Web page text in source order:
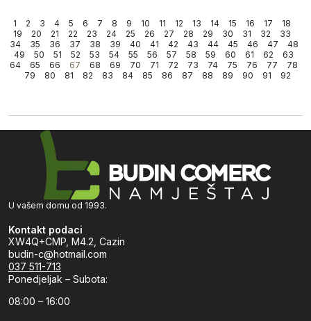
1 2 3 4 5 6 7 8 9 10 11 12 13 14 15 16 17
18
19
20 21 22 23 24 25 26 27 28 29 30 31 32
33
34
35 36 37 38 39 40 41 42 43 44 45 46 47
48
49
50 51 52 53 54 55 56 57 58 59 60 61 62
63
64
65 66 67 68 69 70 71 72 73 74 75 76 77
78
79
80 81 82 83 84 85 86 87 88 89 90 91 92
U vašem domu od 1993.
Kontakt podaci
XW4Q+CMP, M4.2, Cazin
budin-c@hotmail.com
037 511-713
Ponedjeljak – Subota:
08:00 – 16:00